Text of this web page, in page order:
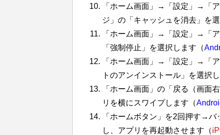
「ホーム画面」→「設定」→「
ジ」の「キャッシュを消去」を
「ホーム画面」→「設定」→「
「強制停止」を選択します（
「ホーム画面」→「設定」→「
トのアンインストール」を選択
「ホーム画面」の「戻る（画面
リを横にスワイプします（
「ホームボタン」を2回押す→
し、アプリを再起動させます（